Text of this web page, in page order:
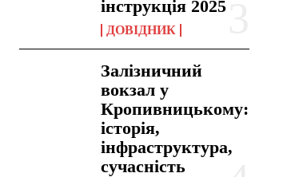
інструкція 2025
ДОВІДНИК
Залізничний
вокзал у
Кропивницькому:
історія,
інфраструктура,
сучасність